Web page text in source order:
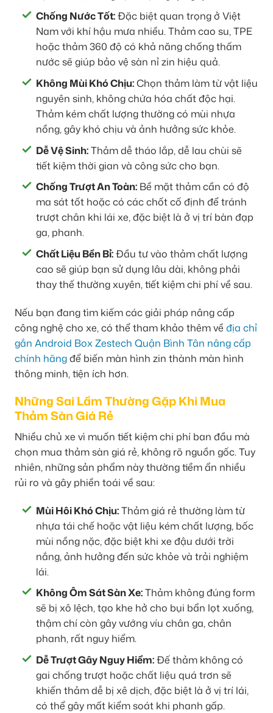
Chống Nước Tốt:Đặc biệt quan trọng ở Việt
Nam với khí hậu mưa nhiều. Thảm cao su, TPE
hoặc thảm 360 độ có khả năng chống thấm
nước sẽ giúp bảo vệ sàn nỉ zin hiệu quả.
Không Mùi Khó Chịu:Chọn thảm làm từ vật liệu
nguyên sinh, không chứa hóa chất độc hại.
Thảm kém chất lượng thường có mùi nhựa
nồng, gây khó chịu và ảnh hưởng sức khỏe.
Dễ Vệ Sinh:Thảm dễ tháo lắp, dễ lau chùi sẽ
tiết kiệm thời gian và công sức cho bạn.
Chống Trượt An Toàn: Bề mặt thảm cần có độ
ma sát tốt hoặc có các chốt cố định để tránh
trượt chân khi lái xe, đặc biệt là ở vị trí bàn đạp
ga, phanh.
Chất Liệu Bền Bỉ:Đầu tư vào thảm chất lượng
cao sẽ giúp bạn sử dụng lâu dài, không phải
thay thế thường xuyên, tiết kiệm chi phí về sau.
Nếu bạn đang tìm kiếm các giải pháp nâng cấp
công nghệ cho xe, có thể tham khảo thêm về địa chỉ
gắn Android Box Zestech Quận Bình Tân nâng cấp
chính hãngđể biến màn hình zin thành màn hình
thông minh, tiện ích hơn.
Những Sai Lầm Thường Gặp Khi Mua
Thảm Sàn Giá Rẻ
Nhiều chủ xe vì muốn tiết kiệm chi phí ban đầu mà
chọn mua thảm sàn giá rẻ, không rõ nguồn gốc. Tuy
nhiên, những sản phẩm này thường tiềm ẩn nhiều
rủi ro và gây phiền toái về sau:
Mùi Hôi Khó Chịu:Thảm giá rẻ thường làm từ
nhựa tái chế hoặc vật liệu kém chất lượng, bốc
mùi nồng nặc, đặc biệt khi xe đậu dưới trời
nắng, ảnh hưởng đến sức khỏe và trải nghiệm
lái.
Không Ôm Sát Sàn Xe:Thảm không đúng form
sẽ bị xô lệch, tạo khe hở cho bụi bẩn lọt xuống,
thậm chí còn gây vướng víu chân ga, chân
phanh, rất nguy hiểm.
Dễ Trượt Gây Nguy Hiểm:Đế thảm không có
gai chống trượt hoặc chất liệu quá trơn sẽ
khiến thảm dễ bị xê dịch, đặc biệt là ở vị trí lái,
có thể gây mất kiểm soát khi phanh gấp.